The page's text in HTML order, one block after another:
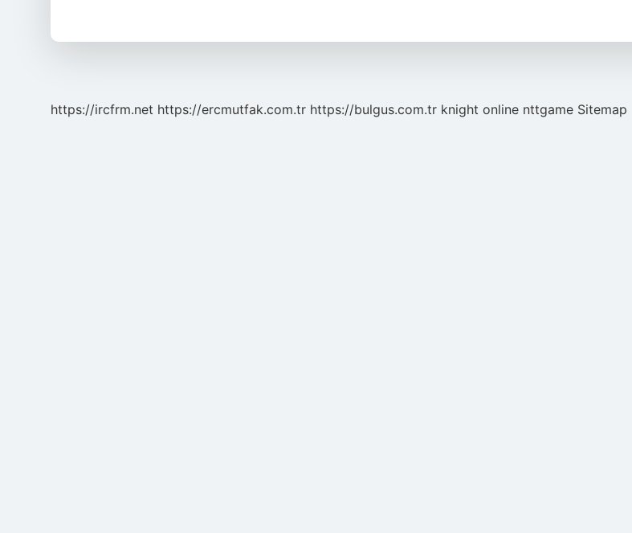
https://ircfrm.net https://ercmutfak.com.tr https://bulgus.com.tr knight online nttgame Sitemap